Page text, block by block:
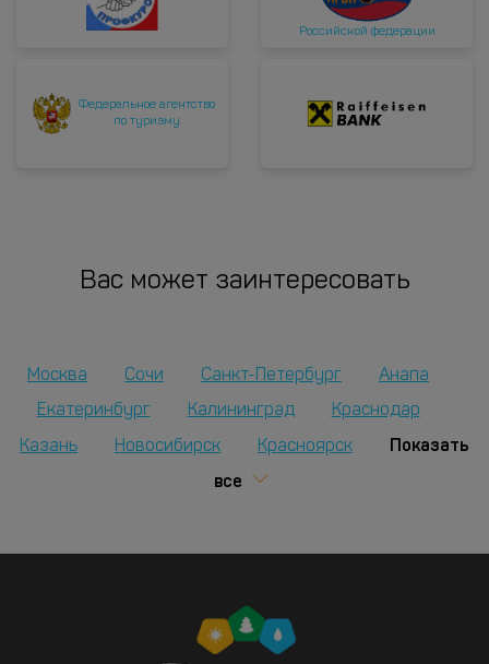
Российской федерации
Федеральное агентство
по туризму
Вас может заинтересовать
Москва Сочи Санкт-Петербург
Анапа
Екатеринбург
Калининград Краснодар
Казань Новосибирск Красноярск
Показать
все